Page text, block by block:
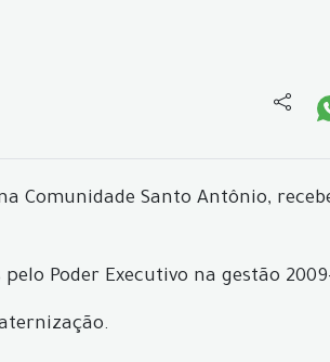
Comunidade Santo Antônio,
Poder Executivo na gestão